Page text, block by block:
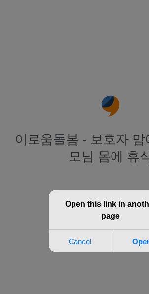
이로움돌봄 - 보호자 맘
모님 몸에 휴